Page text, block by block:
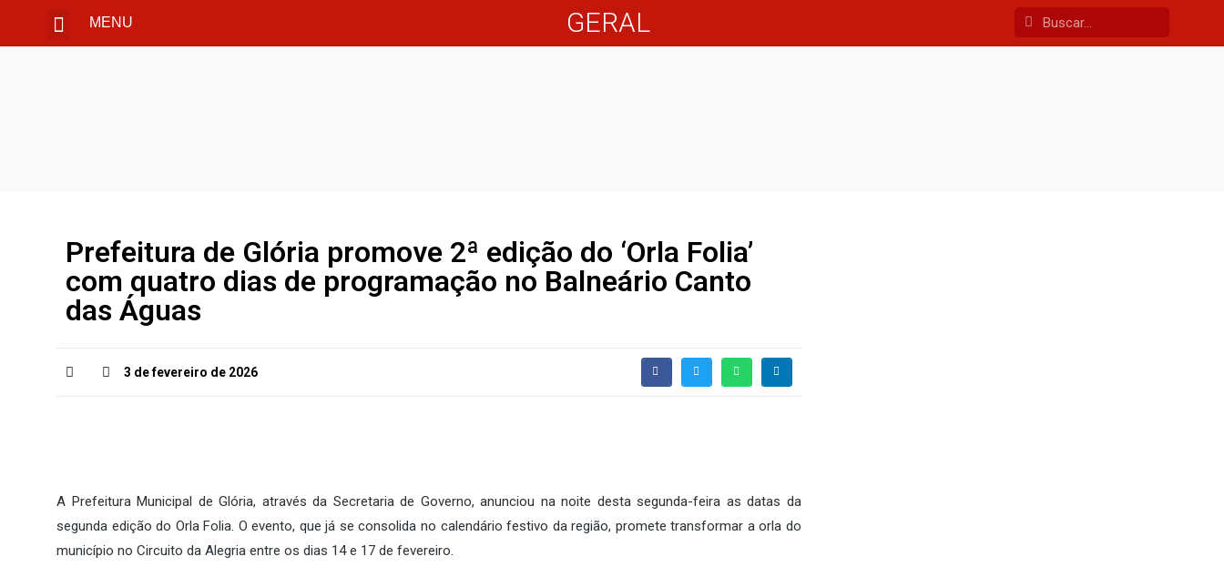
MENU GERAL
​Prefeitura de Glória promove 2ª edição do ‘Orla Folia’
com quatro dias de programação no Balneário Canto
das Águas
3 de fevereiro de 2026
​A Prefeitura Municipal de Glória, através da Secretaria de Governo, anunciou na noite desta segunda-feira as datas da
segunda edição do Orla Folia. O evento, que já se consolida no calendário festivo da região, promete transformar a orla do
município no Circuito da Alegria entre os dias 14 e 17 de fevereiro.